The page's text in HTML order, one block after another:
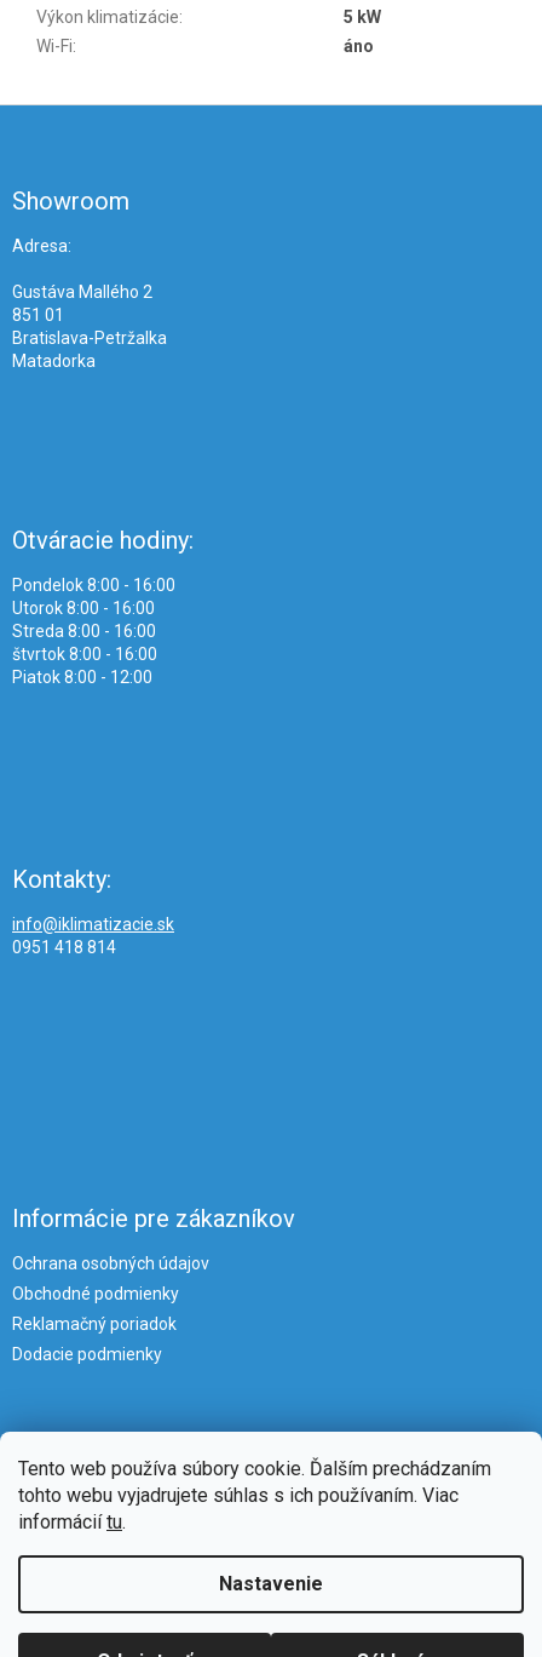
Tento web používa súbory cookie. Ďalším prechádzaním
tohto webu vyjadrujete súhlas s ich používaním. Viac
informáciítu.
Nastavenie
Výkon klimatizácie:
5 kW
Wi-Fi: áno
Showroom
Adresa:
Gustáva Mallého 2
851 01
Bratislava-Petržalka
Matadorka
Otváracie hodiny:
Pondelok 8:00 - 16:00
Utorok 8:00 - 16:00
Streda 8:00 - 16:00
štvrtok 8:00 - 16:00
Piatok 8:00 - 12:00
Kontakty:
info@iklimatizacie.sk
0951 418 814
Informácie pre zákazníkov
Ochrana osobných údajov
Obchodné podmienky
Reklamačný poriadok
Dodacie podmienky
. Všetky práva vyhradené.